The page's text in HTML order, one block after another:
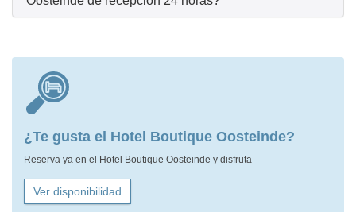
¿Te gusta el Hotel Boutique Oosteinde?
Reserva ya en el Hotel Boutique Oosteinde y disfruta
Ver disponibilidad